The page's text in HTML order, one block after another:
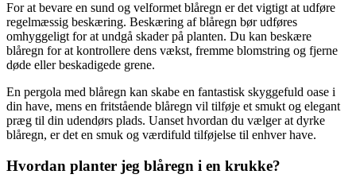
For at bevare en sund og velformet blåregn er det vigtigt at udføre
regelmæssig beskæring. Beskæring af blåregn bør udføres
omhyggeligt for at undgå skader på planten. Du kan beskære
blåregn for at kontrollere dens vækst, fremme blomstring og fjerne
døde eller beskadigede grene.
En pergola med blåregn kan skabe en fantastisk skyggefuld oase i
din have, mens en fritstående blåregn vil tilføje et smukt og elegant
præg til din udendørs plads. Uanset hvordan du vælger at dyrke
blåregn, er det en smuk og værdifuld tilføjelse til enhver have.
Hvordan planter jeg blåregn i en krukke?